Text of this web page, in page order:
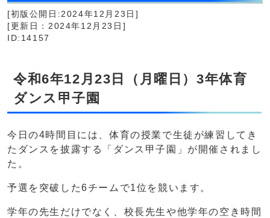
[初版公開日:2024年12月23日]
[更新日：2024年12月23日]
ID:14157
令和6年12月23日（月曜日）3年体育
ダンス甲子園
今日の4時間目には、体育の授業で生徒が練習してき
たダンスを披露する「ダンス甲子園」が開催されまし
た。
予選を突破した6チームで1位を競います。
学年の先生だけでなく、校長先生や他学年の空き時間